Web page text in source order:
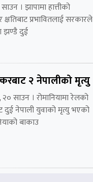
। झापामा हात्तीको
प्रभावितलाई सरकारले
झण्डै दुई
२ नेपालीको मृत्यु
साउन । रोमानियामा रेलको
दुई नेपाली युवाको मृत्यु भएको
बाकाउ